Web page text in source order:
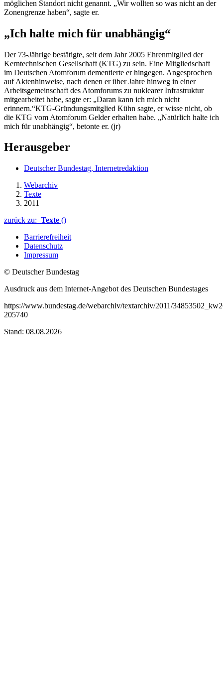
möglichen Standort nicht genannt. „Wir wollten so was nicht an der
Zonengrenze haben“, sagte er.
„Ich halte mich für unabhängig“
Der 73-Jährige bestätigte, seit dem Jahr 2005 Ehrenmitglied der
Kerntechnischen Gesellschaft (KTG) zu sein. Eine Mitgliedschaft
im Deutschen Atomforum dementierte er hingegen. Angesprochen
auf Aktenhinweise, nach denen er über Jahre hinweg in einer
Arbeitsgemeinschaft des Atomforums zu nuklearer Infrastruktur
mitgearbeitet habe, sagte er: „Daran kann ich mich nicht
erinnern.“KTG-Gründungsmitglied Kühn sagte, er wisse nicht, ob
die KTG vom Atomforum Gelder erhalten habe. „Natürlich halte ich
mich für unabhängig“, betonte er. (jr)
Herausgeber
Deutscher Bundestag, Internetredaktion
Webarchiv
Texte
2011
zurück zu: Texte ()
Barrierefreiheit
Datenschutz
Impressum
© Deutscher Bundestag
Ausdruck aus dem Internet-Angebot des Deutschen Bundestages
https://www.bundestag.de/webarchiv/textarchiv/2011/
205740
Stand: 08.08.2026